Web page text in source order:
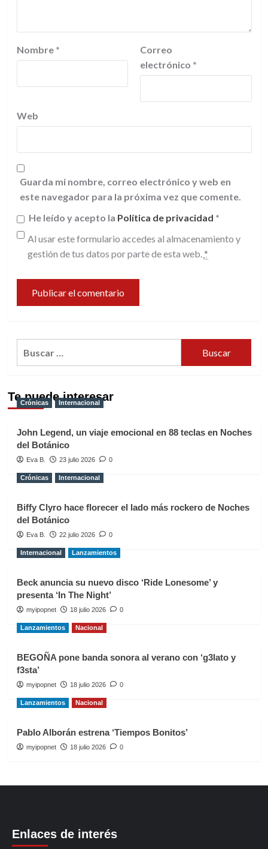
Nombre *
Correo
electrónico *
Web
Guarda mi nombre, correo electrónico y web en
este navegador para la próxima vez que comente.
He leído y acepto la Política de privacidad *
Al usar este formulario accedes al almacenamiento y
gestión de tus datos por parte de esta web. *
Te puede interesar
Crónicas Internacional
John Legend, un viaje emocional en 88 teclas en Noches
del Botánico
Eva B. 23 julio 2026 0
Crónicas Internacional
Biffy Clyro hace florecer el lado más rockero de Noches
del Botánico
Eva B. 22 julio 2026 0
Internacional Lanzamientos
Beck anuncia su nuevo disco ‘Ride Lonesome’ y
presenta ‘In The Night’
myipopnet 18 julio 2026 0
Lanzamientos Nacional
BEGOÑA pone banda sonora al verano con ‘g3lato y
f3sta’
myipopnet 18 julio 2026 0
Lanzamientos Nacional
Pablo Alborán estrena ‘Tiempos Bonitos’
myipopnet 18 julio 2026 0
Enlaces de interés